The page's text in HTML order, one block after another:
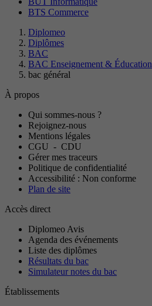
BTS Commerce
Diplomeo
Diplômes
BAC
BAC Enseignement & Éducation
bac général
À propos
Qui sommes-nous ?
Rejoignez-nous
Mentions légales
CGU - CDU
Gérer mes traceurs
Politique de confidentialité
Accessibilité : Non conforme
Plan de site
Accès direct
Diplomeo Avis
Agenda des événements
Liste des diplômes
Résultats du bac
Simulateur notes du bac
Établissements